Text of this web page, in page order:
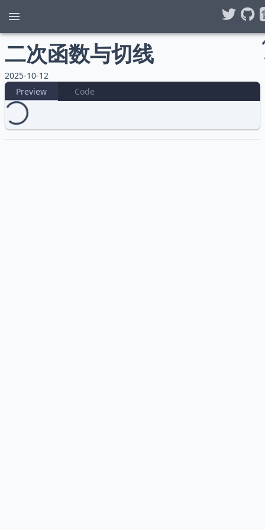
二次函数与切线
2025-10-12
Preview
Code